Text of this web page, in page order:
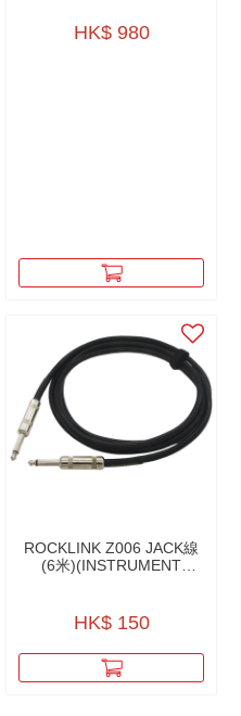
HK$ 980
ROCKLINK Z006 JACK線
(6米)(INSTRUMENT
HK$ 150